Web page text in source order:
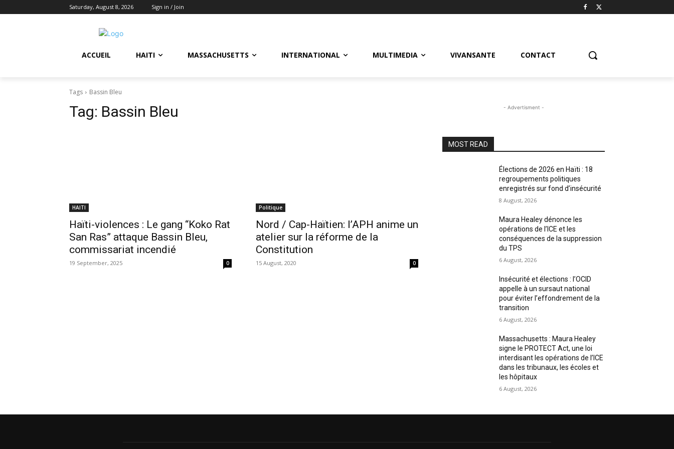
Saturday, August 8, 2026 Sign in / Join
ACCUEIL HAITI MASSACHUSETTS INTERNATIONAL MULTIMEDIA VIVANSANTE CONTACT
Tags Bassin Bleu
Tag: Bassin Bleu
HAITI
Haïti-violences : Le gang “Koko Rat
San Ras” attaque Bassin Bleu,
commissariat incendié
19 September, 2025 0
Politique
Nord / Cap-Haïtien: l’APH anime un
atelier sur la réforme de la
Constitution
15 August, 2020 0
- Advertisment -
MOST READ
Élections de 2026 en Haïti : 18
regroupements politiques
enregistrés sur fond d’insécurité
8 August, 2026
Maura Healey dénonce les
opérations de l’ICE et les
conséquences de la suppression
du TPS
6 August, 2026
Insécurité et élections : l’OCID
appelle à un sursaut national
pour éviter l’effondrement de la
transition
6 August, 2026
Massachusetts : Maura Healey
signe le PROTECT Act, une loi
interdisant les opérations de l’ICE
dans les tribunaux, les écoles et
les hôpitaux
6 August, 2026